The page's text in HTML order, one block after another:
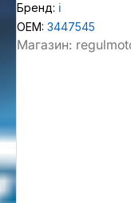
Бренд: ℹ️
OEM: 3447545